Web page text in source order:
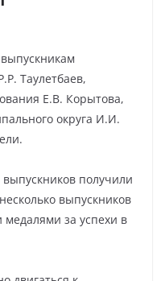
Таулетбаев,
Е.В. Корытова,
округа И.И.
выпускников получили
выпускников
за успехи в